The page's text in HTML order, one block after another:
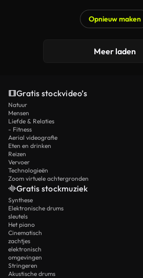
Opnieuw maken
Meer laden
Gratis stockvideo’s
Natuur
Mensen
Liefde & Relaties
- Fitness
Aerial videografie
Eten en drinken
Reizen
Vervoer
Technologieën
Zoom virtuele achtergronden
Gratis stockmuziek
Synthese
Elektronische drums
sleutels
Het piano
Cinematisch
zachtjes
elektronisch
omgevingen
Stringeren
Akustische drums